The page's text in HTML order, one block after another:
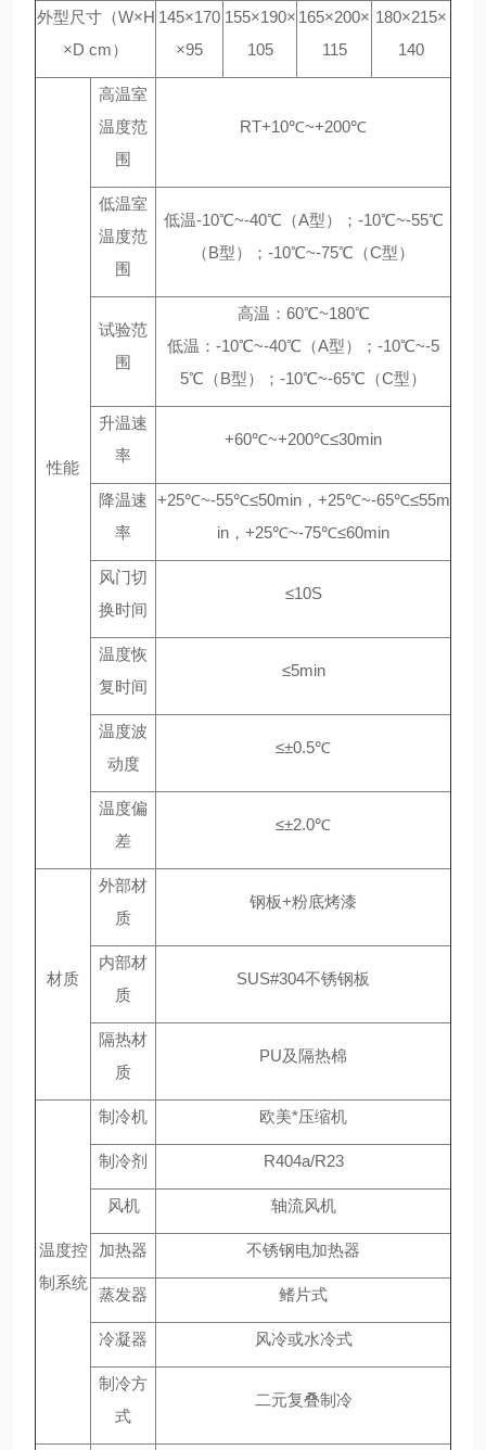
外型尺寸（W×H
×D cm）
145×170
×95
155×190×
105
165×200×
115
180×215×
140
性能
高温室
温度范
围
RT+10℃~+200℃
低温室
温度范
围
低温-10℃~-40℃（A型）；-10℃~-55℃
（B型）；-10℃~-75℃（C型）
试验范
围
高温：60℃~180℃
低温：-10℃~-40℃（A型）；-10℃~-5
5℃（B型）；-10℃~-65℃（C型）
升温速
率
+60℃~+200℃≤30min
降温速
率
+25℃~-55℃≤50min，+25℃~-65℃≤55m
in，+25℃~-75℃≤60min
风门切
换时间
≤10S
温度恢
复时间
≤5min
温度波
动度
≤±0.5℃
温度偏
差
≤±2.0℃
材质
外部材
质
钢板+粉底烤漆
内部材
质
SUS#304不锈钢板
隔热材
质
PU及隔热棉
温度控
制系统
制冷机 欧美*压缩机
制冷剂 R404a/R23
风机 轴流风机
加热器 不锈钢电加热器
蒸发器 鳍片式
冷凝器 风冷或水冷式
制冷方
式
二元复叠制冷